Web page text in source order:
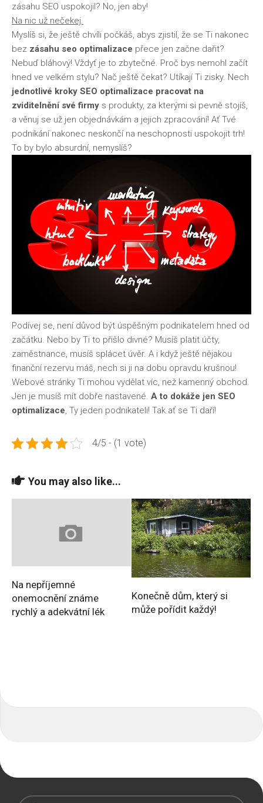
zásahu SEO uspokojil? No, jen aby!
Na nic už nečekej.
Myslíš si, že ještě chvíli počkáš, abys zjistil, že se Ti nakonec
bez zásahu seo optimalizace přece jen začne dařit?
Nebuď bláhový! Vždyť je to zbytečné. Proč bys nemohl začít
hned ve velkém stylu? Nač ještě čekat? Utíkají Ti zisky. Nech
jednotlivé kroky SEO optimalizace pracovat na
zviditelnění své firmy s produkty, za kterými si pevně stojíš,
a věnuj se už jen objednávkám a jejich zpracování! Ať Tvé
podnikání nakonec neskončí na neschopnosti uspokojit trh!
To by bylo absurdní, nemyslíš?
Podívej se, není důvod být úspěšným podnikatelem hned od
začátku. Nebo by Ti to přišlo divné? Musíš platit účty,
zaměstnance, musíš splácet úvěr. A i když ještě nějakou
finanční rezervu máš, nech si ji na dobu opravdu krušnou!
Webové stránky Ti mohou vydělat víc, než kamenný obchod.
Jen je musíš mít dobře nastavené. A to dokáže jen SEO
optimalizace, Ty jeden podnikateli! Tak ať se Ti daří!
4/5 - (1 vote)
You may also like...
Na nepříjemné
onemocnění známe
rychlý a adekvátní lék
Konečně dům, který si
může pořídit každý!